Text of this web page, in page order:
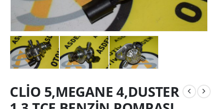
CLİO 5,MEGANE 4,DUSTER